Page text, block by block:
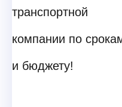
транспортной
компании по
и бюджету!